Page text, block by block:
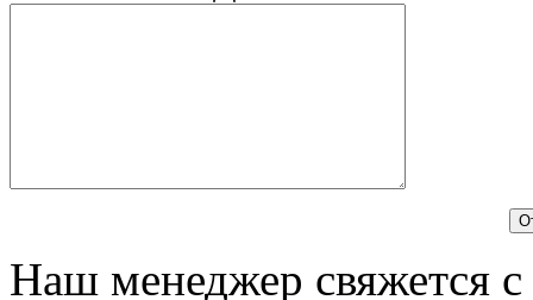
Наш менеджер свяжется